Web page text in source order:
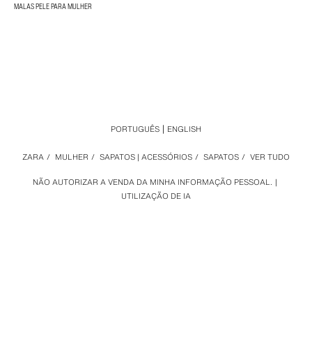
MALAS PELE PARA MULHER
NÃO AUTORIZAR A VENDA DA MINHA INFORMAÇÃO PESSOAL.
UTILIZAÇÃO DE IA
ZARA / MULHER / SAPATOS | ACESSÓRIOS / SAPATOS / VER TUDO
PORTUGUÊS ENGLISH